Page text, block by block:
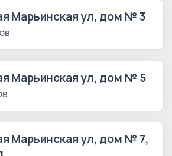
Марьинская ул, дом № 3
Марьинская ул, дом № 5
Марьинская ул, дом № 7,